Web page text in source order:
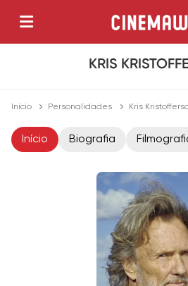
KRIS
Início Personalidades Kris
Início Biografia